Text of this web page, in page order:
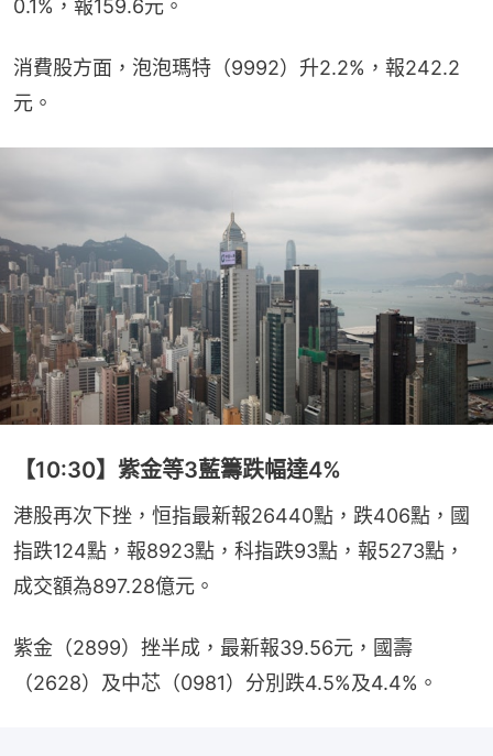
0.1%，報159.6元。
消費股方面，泡泡瑪特（9992）升2.2%，報242.2
元。
【10:30】紫金等3藍籌跌幅達4%
港股再次下挫，恒指最新報26440點，跌406點，國
指跌124點，報8923點，科指跌93點，報5273點，
成交額為897.28億元。
紫金（2899）挫半成，最新報39.56元，國壽
（2628）及中芯（0981）分別跌4.5%及4.4%。